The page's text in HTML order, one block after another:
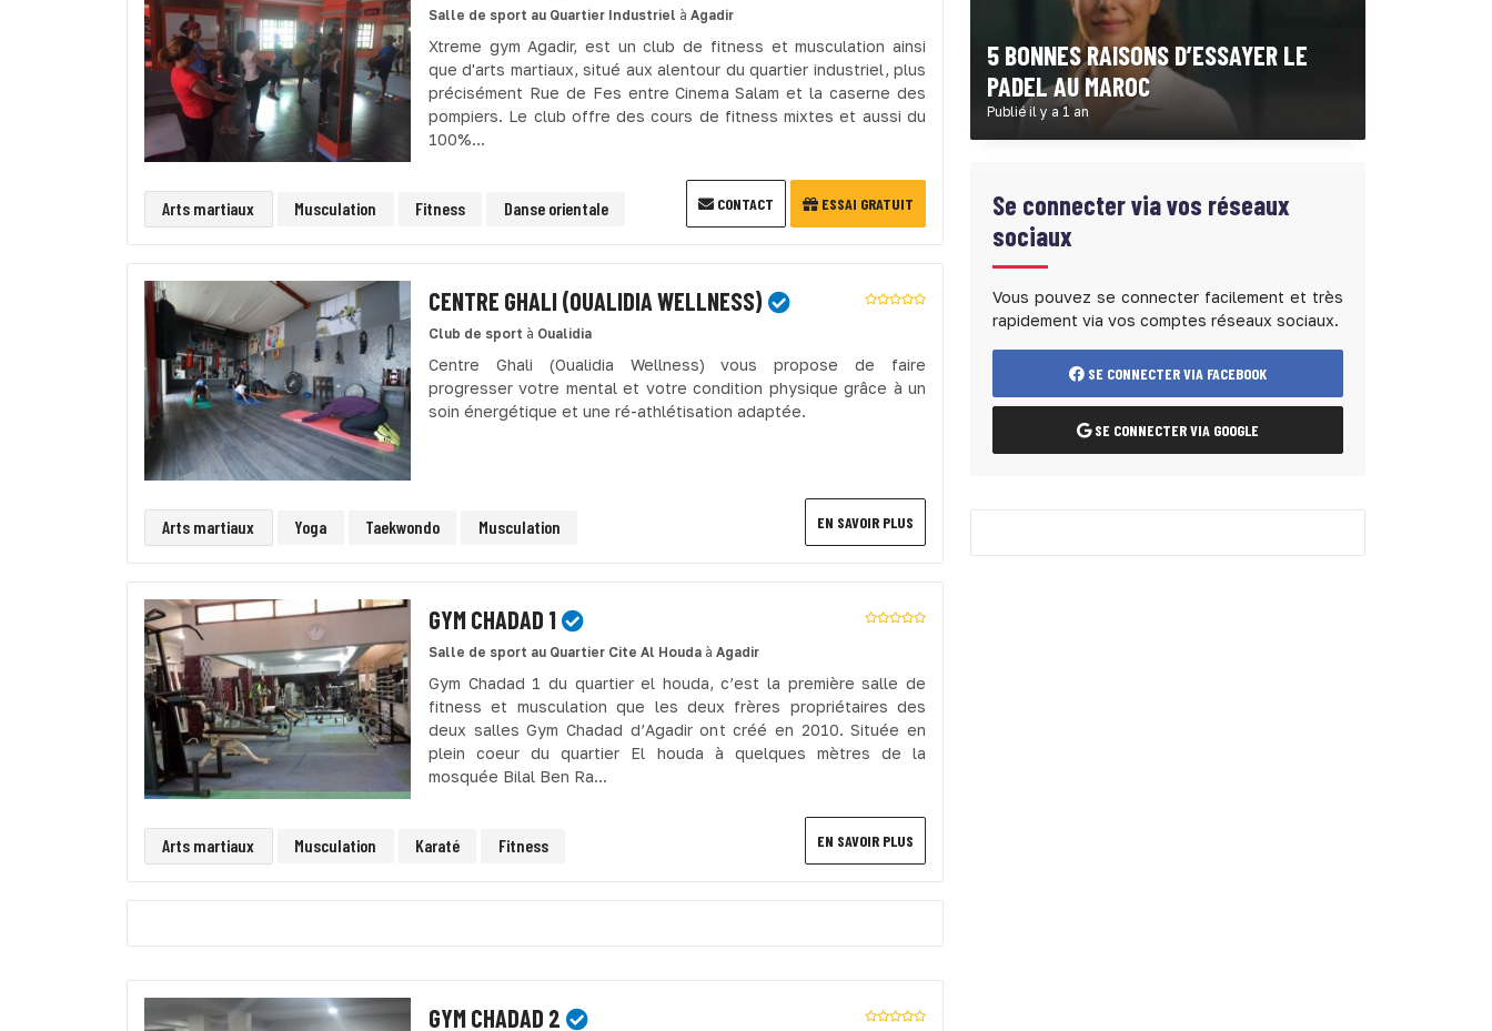
Salle de sport au Quartier Industriel à Agadir
Xtreme gym Agadir, est un club de fitness et musculation ainsi
que d'arts martiaux, situé aux alentour du quartier industriel, plus
précisément Rue de Fes entre Cinema Salam et la caserne des
pompiers. Le club offre des cours de fitness mixtes et aussi du
100%...
Arts martiaux Musculation Fitness Danse orientale CONTACT ESSAI GRATUIT
CENTRE GHALI (OUALIDIA WELLNESS)
Club de sport à Oualidia
Centre Ghali (Oualidia Wellness) vous propose de faire
progresser votre mental et votre condition physique grâce à un
soin énergétique et une ré-athlétisation adaptée.
Arts martiaux Yoga Taekwondo Musculation EN SAVOIR PLUS
GYM CHADAD 1
Salle de sport au Quartier Cite Al Houda à Agadir
Gym Chadad 1 du quartier el houda, c’est la première salle de
fitness et musculation que les deux frères propriétaires des
deux salles Gym Chadad d’Agadir ont créé en 2010. Située en
plein coeur du quartier El houda à quelques mètres de la
mosquée Bilal Ben Ra...
Arts martiaux Musculation Karaté Fitness EN SAVOIR PLUS
GYM CHADAD 2
5 BONNES RAISONS D’ESSAYER LE
PADEL AU MAROC
Publié il y a 1 an
Se connecter via vos réseaux
sociaux
Vous pouvez se connecter facilement et très
rapidement via vos comptes réseaux sociaux.
SE CONNECTER VIA FACEBOOK
SE CONNECTER VIA GOOGLE